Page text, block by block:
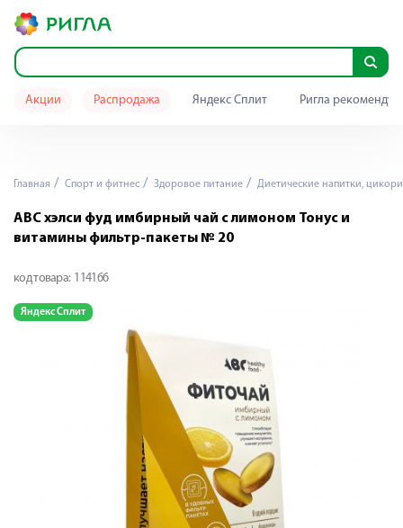
Акции Распродажа Яндекс Сплит Ригла
Главная Спорт и фитнес Здоровое питание Диетические напитки,
АВС хэлси фуд имбирный чай с лимоном Тонус и
витамины фильтр-пакеты № 20
код товара: 114166
Яндекс Сплит